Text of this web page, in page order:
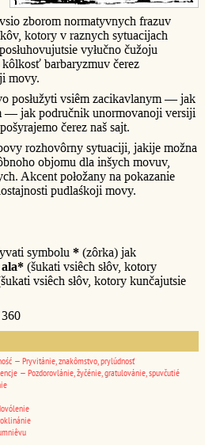
zborom normatyvnych frazuv
kotory v raznych sytuacijach
vyłučno čužoju
barbaryzmuv čerez
movy.
posłužyti vsiêm zacikavlanym — jak
— jak područnik unormovanoji versiji
čerez naš sajt.
rozhovôrny sytuaciji, jakije možna
objomu dla inšych movuv,
Akcent połožany na pokazanie
pudlaśkoji movy.
symbolu * (zôrka) jak
ala* (šukati vsiêch słôv, kotory
vsiêch słôv, kotory kunčajutsie
— Pryvitánie, znakômstvo, prylúdnosť
— Pozdorovlánie, žyčénie, gratulovánie, spuvčutié